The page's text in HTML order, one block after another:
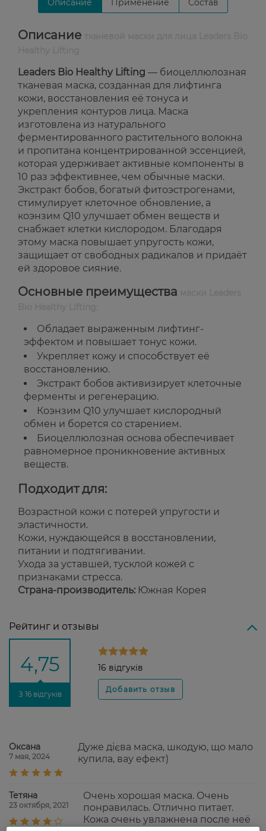
Описание Применение Состав
Описание
Leaders Bio Healthy Lifting — биоцеллюлозная
тканевая маска, созданная для лифтинга
кожи, восстановления её тонуса и
укрепления контуров лица. Маска
изготовлена из натурального
ферментированного растительного волокна
и пропитана концентрированной эссенцией,
которая удерживает активные компоненты в
10 раз эффективнее, чем обычные маски.
Экстракт бобов, богатый фитоэстрогенами,
стимулирует клеточное обновление, а
коэнзим Q10 улучшает обмен веществ и
снабжает клетки кислородом. Благодаря
этому маска повышает упругость кожи,
защищает от свободных радикалов и придаёт
ей здоровое сияние.
Основные преимущества
Обладает выраженным лифтинг-
эффектом и повышает тонус кожи.
Укрепляет кожу и способствует её
восстановлению.
Экстракт бобов активизирует клеточные
ферменты и регенерацию.
Коэнзим Q10 улучшает кислородный
обмен и борется со старением.
Биоцеллюлозная основа обеспечивает
равномерное проникновение активных
веществ.
Подходит для:
Возрастной кожи с потерей упругости и
эластичности.
Кожи, нуждающейся в восстановлении,
питании и подтягивании.
Ухода за уставшей, тусклой кожей с
признаками стресса.
Страна-производитель: Южная Корея
Рейтинг и отзывы
4,75
З 16 відгуків
16 відгуків
Оксана
7 мая, 2024
Дуже дієва маска, шкодую, що мало
купила, вау ефект)
Тетяна
23 октября, 2021
Очень хорошая маска. Очень
понравилась. Отлично питает.
Кожа очень увлажнена после неё